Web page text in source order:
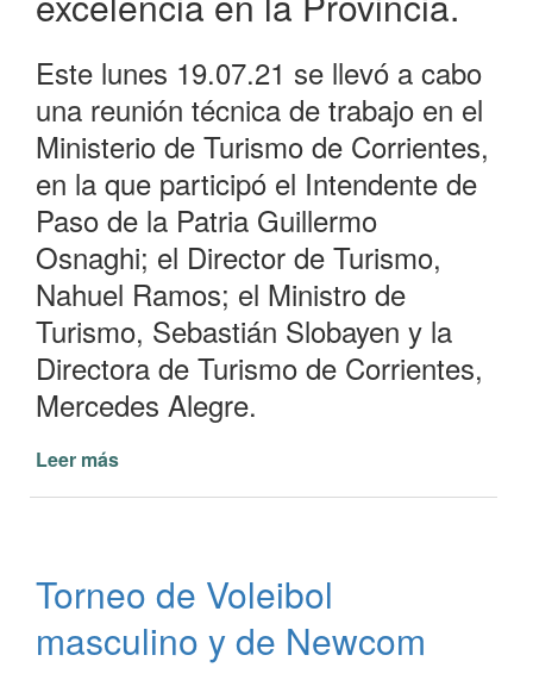
Este lunes 19.07.21 se llevó a cabo
una reunión técnica de trabajo en el
Ministerio de Turismo de Corrientes,
en la que participó el Intendente de
Paso de la Patria Guillermo
Osnaghi; el Director de Turismo,
Nahuel Ramos; el Ministro de
Turismo, Sebastián Slobayen y la
Directora de Turismo de Corrientes,
Mercedes Alegre.
Leer más
en
el
Corredor
Torneo de Voleibol
masculino y de Newcom